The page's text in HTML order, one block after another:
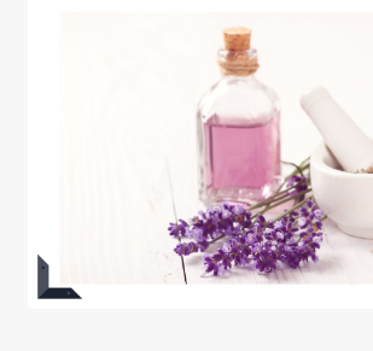
Politique de confidentialité